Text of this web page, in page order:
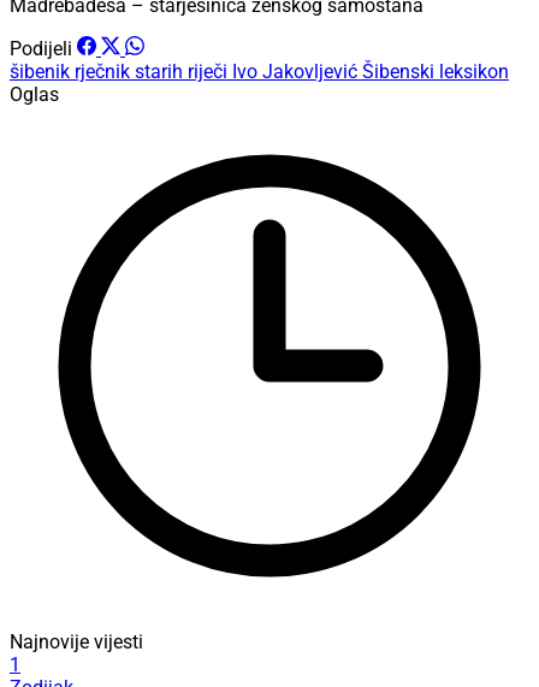
Madrebadeša – starješinica ženskog samostana
Podijeli
šibenik rječnik starih riječi Ivo Jakovljević Šibenski leksikon
Oglas
Najnovije vijesti
1